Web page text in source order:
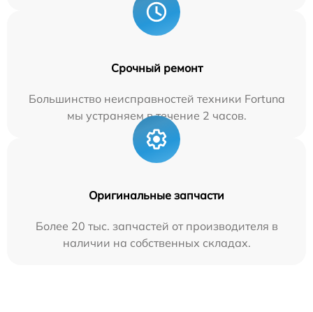
Срочный ремонт
Большинство неисправностей техники Fortuna
мы устраняем в течение 2 часов.
Оригинальные запчасти
Более 20 тыс. запчастей от производителя в
наличии на собственных складах.